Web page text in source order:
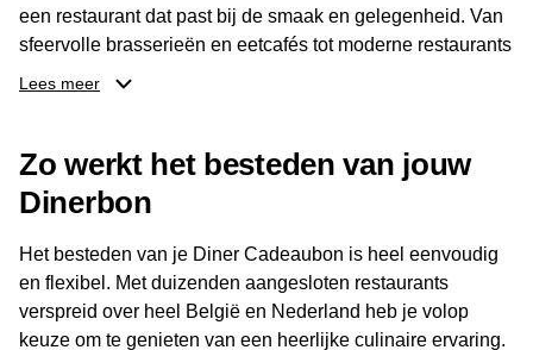
een restaurant dat past bij de smaak en gelegenheid. Van
sfeervolle brasserieën en eetcafés tot moderne restaurants
en gastronomische locaties: er is voor ieder wat wils.
buurt, bijvoorbeeld in Brussel, Antwerpen, Gent of Brugge.
De ontvanger kiest zelf waar en wanneer er wordt genoten
van deze culinaire ervaring. Zo is de Diner Cadeaubon
niet alleen een diner, maar een bijzondere belevenis.
Lees meer
Zo werkt het besteden van jouw
Dinerbon
Het besteden van je Diner Cadeaubon is heel eenvoudig
en flexibel. Met duizenden aangesloten restaurants
verspreid over heel België en Nederland heb je volop
keuze om te genieten van een heerlijke culinaire ervaring.